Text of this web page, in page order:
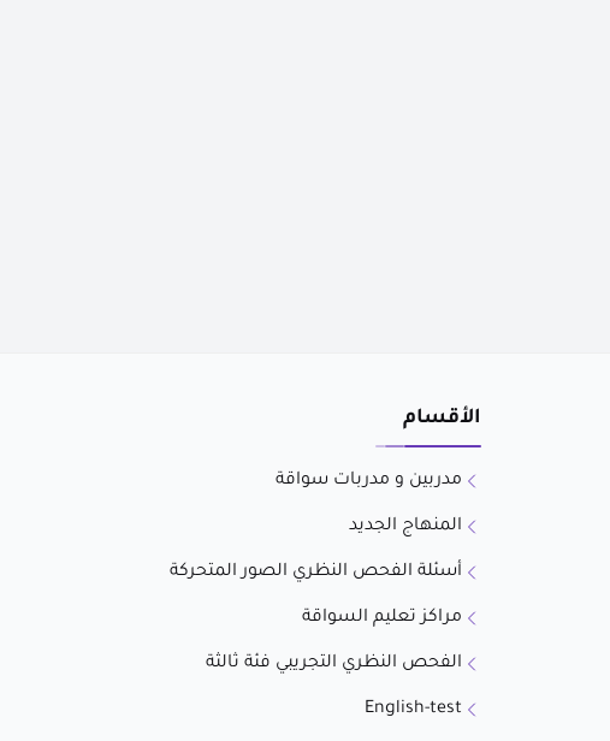
الأقسام
مدربين و مدربات سواقة
المنهاج الجديد
أسئلة الفحص النظري الصور المتحركة
مراكز تعليم السواقة
الفحص النظري التجريبي فئة ثالثة
English-test